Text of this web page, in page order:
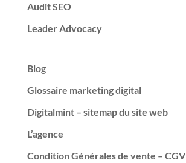
Audit SEO
Leader Advocacy
Blog
Glossaire marketing digital
Digitalmint – sitemap du site web
L’agence
Condition Générales de vente – CGV